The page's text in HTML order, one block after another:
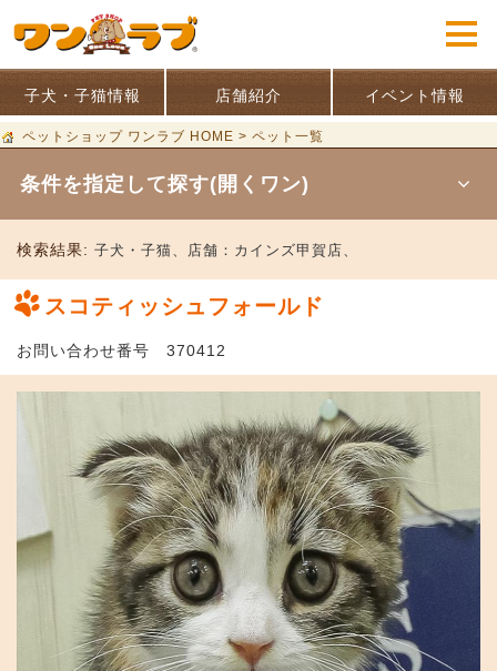
子犬・子猫情報 店舗紹介 イベント情報
ペットショップ ワンラブ HOME > ペット一覧
条件を指定して探す(開くワン)
検索結果: 子犬・子猫、 店舗： カインズ甲賀店、
スコティッシュフォールド
お問い合わせ番号 370412